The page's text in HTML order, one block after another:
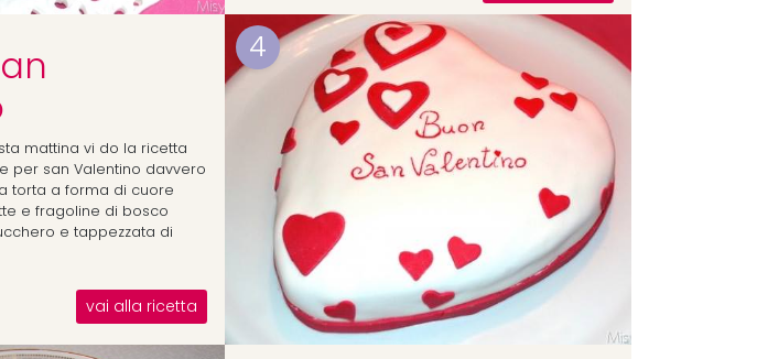
4
mattina vi do la ricetta
per san Valentino davvero
torta a forma di cuore
e fragoline di bosco
e tappezzata di
vai alla ricetta